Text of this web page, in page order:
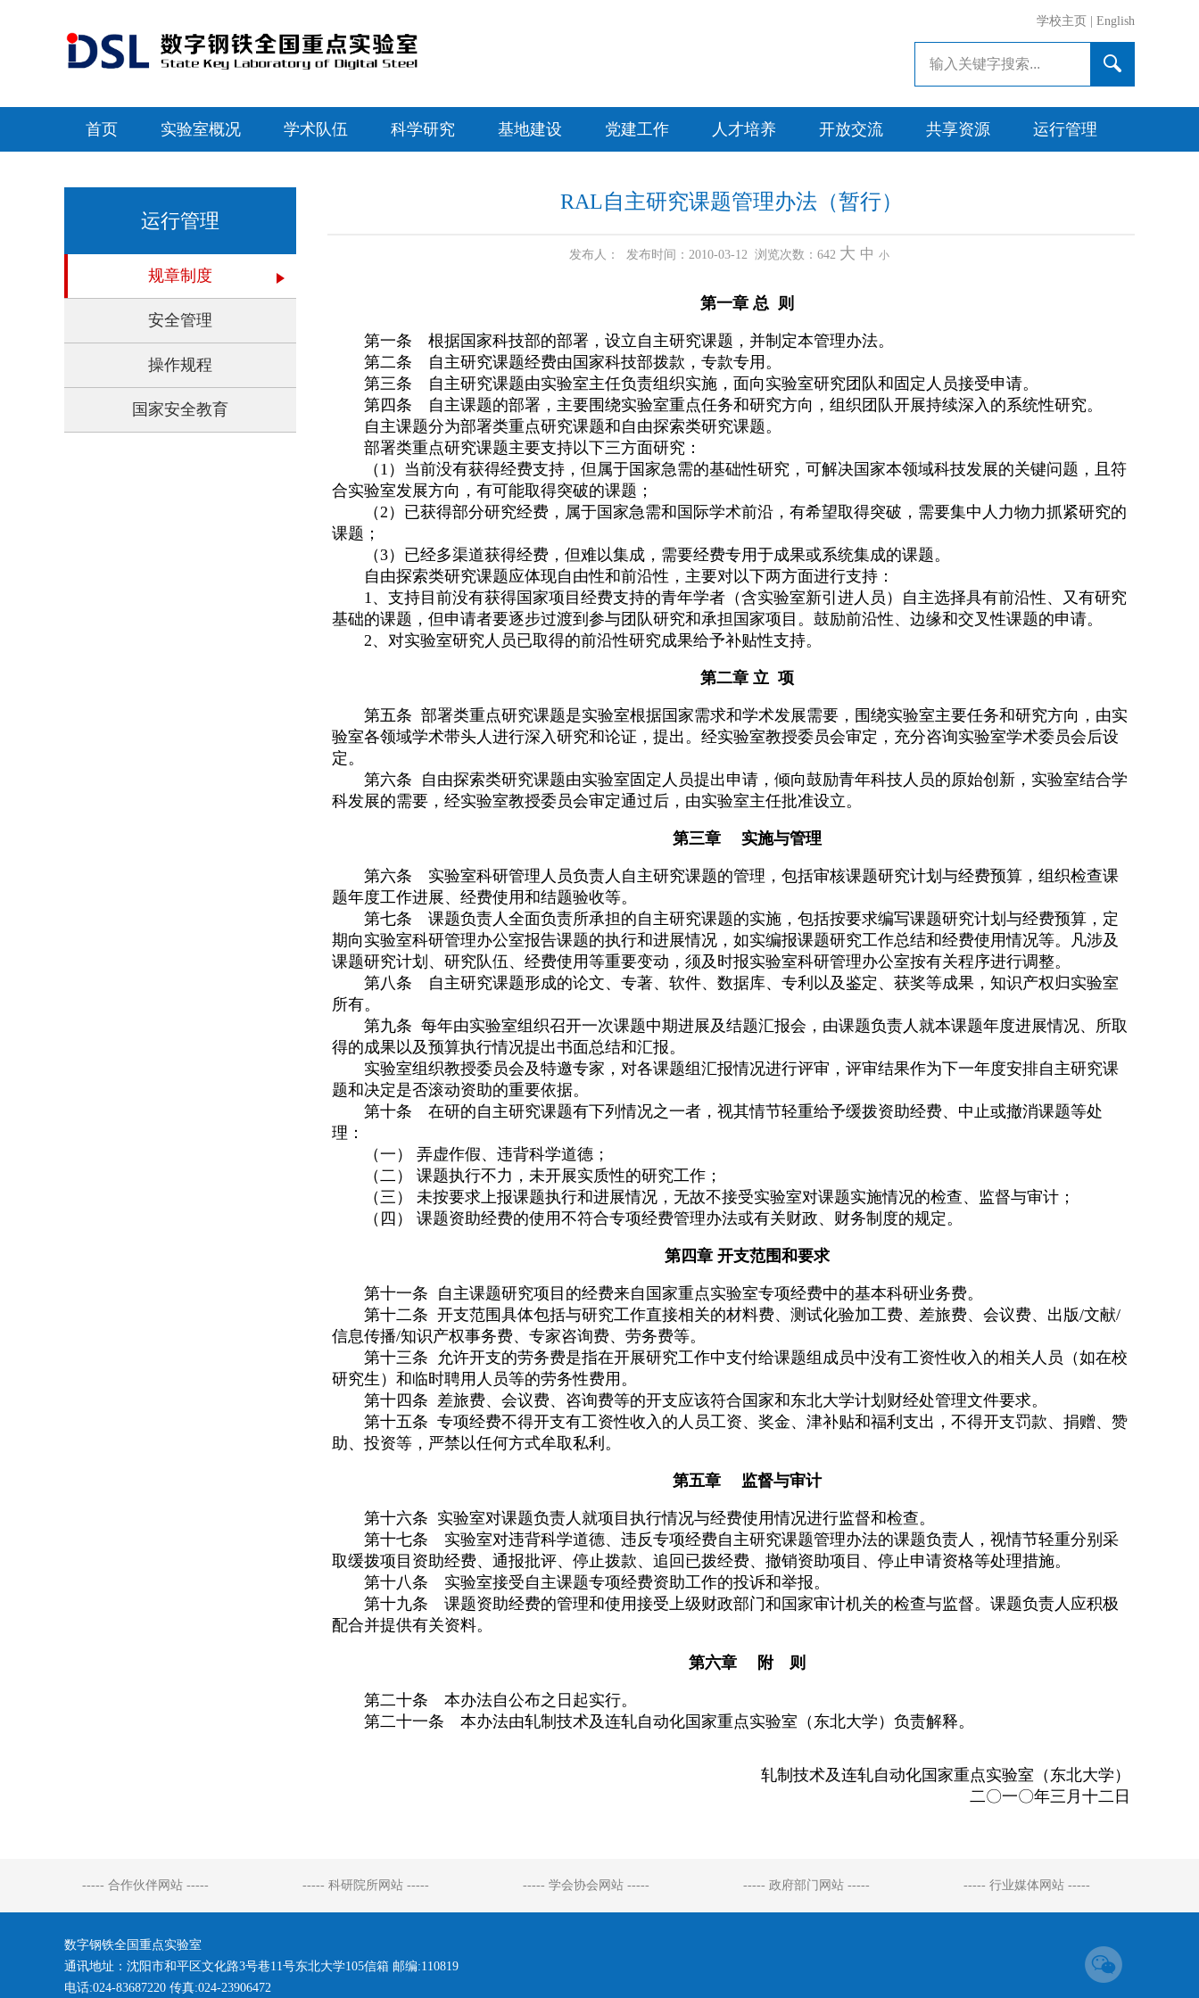
学校主页 English
首页 实验室概况 学术队伍 科学研究 基地建设 党建工作 人才培养 开放交流 共享资源 运行管理
运行管理
规章制度
安全管理
操作规程
国家安全教育
RAL自主研究课题管理办法（暂行）
发布人： 发布时间：2010-03-12 浏览次数： 642 大 中 小
第一章 总 则
第一条 根据国家科技部的部署，设立自主研究课题，并制定本管理办法。
第二条 自主研究课题经费由国家科技部拨款，专款专用。
第三条 自主研究课题由实验室主任负责组织实施，面向实验室研究团队和固定人员接受申请。
第四条 自主课题的部署，主要围绕实验室重点任务和研究方向，组织团队开展持续深入的系统性研究。
自主课题分为部署类重点研究课题和自由探索类研究课题。
部署类重点研究课题主要支持以下三方面研究：
（1）当前没有获得经费支持，但属于国家急需的基础性研究，可解决国家本领域科技发展的关键问题，且符
合实验室发展方向，有可能取得突破的课题；
（2）已获得部分研究经费，属于国家急需和国际学术前沿，有希望取得突破，需要集中人力物力抓紧研究的
课题；
（3）已经多渠道获得经费，但难以集成，需要经费专用于成果或系统集成的课题。
自由探索类研究课题应体现自由性和前沿性，主要对以下两方面进行支持：
1、支持目前没有获得国家项目经费支持的青年学者（含实验室新引进人员）自主选择具有前沿性、又有研究
基础的课题，但申请者要逐步过渡到参与团队研究和承担国家项目。鼓励前沿性、边缘和交叉性课题的申请。
2、对实验室研究人员已取得的前沿性研究成果给予补贴性支持。
第二章 立 项
第五条 部署类重点研究课题是实验室根据国家需求和学术发展需要，围绕实验室主要任务和研究方向，由实
验室各领域学术带头人进行深入研究和论证，提出。经实验室教授委员会审定，充分咨询实验室学术委员会后设
定。
第六条 自由探索类研究课题由实验室固定人员提出申请，倾向鼓励青年科技人员的原始创新，实验室结合学
科发展的需要，经实验室教授委员会审定通过后，由实验室主任批准设立。
第三章 实施与管理
第六条 实验室科研管理人员负责人自主研究课题的管理，包括审核课题研究计划与经费预算，组织检查课
题年度工作进展、经费使用和结题验收等。
第七条 课题负责人全面负责所承担的自主研究课题的实施，包括按要求编写课题研究计划与经费预算，定
期向实验室科研管理办公室报告课题的执行和进展情况，如实编报课题研究工作总结和经费使用情况等。凡涉及
课题研究计划、研究队伍、经费使用等重要变动，须及时报实验室科研管理办公室按有关程序进行调整。
第八条 自主研究课题形成的论文、专著、软件、数据库、专利以及鉴定、获奖等成果，知识产权归实验室
所有。
第九条 每年由实验室组织召开一次课题中期进展及结题汇报会，由课题负责人就本课题年度进展情况、所取
得的成果以及预算执行情况提出书面总结和汇报。
实验室组织教授委员会及特邀专家，对各课题组汇报情况进行评审，评审结果作为下一年度安排自主研究课
题和决定是否滚动资助的重要依据。
第十条 在研的自主研究课题有下列情况之一者，视其情节轻重给予缓拨资助经费、中止或撤消课题等处
理：
（一） 弄虚作假、违背科学道德；
（二） 课题执行不力，未开展实质性的研究工作；
（三） 未按要求上报课题执行和进展情况，无故不接受实验室对课题实施情况的检查、监督与审计；
（四） 课题资助经费的使用不符合专项经费管理办法或有关财政、财务制度的规定。
第四章 开支范围和要求
第十一条 自主课题研究项目的经费来自国家重点实验室专项经费中的基本科研业务费。
第十二条 开支范围具体包括与研究工作直接相关的材料费、测试化验加工费、差旅费、会议费、出版/文献/
信息传播/知识产权事务费、专家咨询费、劳务费等。
第十三条 允许开支的劳务费是指在开展研究工作中支付给课题组成员中没有工资性收入的相关人员（如在校
研究生）和临时聘用人员等的劳务性费用。
第十四条 差旅费、会议费、咨询费等的开支应该符合国家和东北大学计划财经处管理文件要求。
第十五条 专项经费不得开支有工资性收入的人员工资、奖金、津补贴和福利支出，不得开支罚款、捐赠、赞
助、投资等，严禁以任何方式牟取私利。
第五章 监督与审计
第十六条 实验室对课题负责人就项目执行情况与经费使用情况进行监督和检查。
第十七条 实验室对违背科学道德、违反专项经费自主研究课题管理办法的课题负责人，视情节轻重分别采
取缓拨项目资助经费、通报批评、停止拨款、追回已拨经费、撤销资助项目、停止申请资格等处理措施。
第十八条 实验室接受自主课题专项经费资助工作的投诉和举报。
第十九条 课题资助经费的管理和使用接受上级财政部门和国家审计机关的检查与监督。课题负责人应积极
配合并提供有关资料。
第六章 附 则
第二十条 本办法自公布之日起实行。
第二十一条 本办法由轧制技术及连轧自动化国家重点实验室（东北大学）负责解释。
轧制技术及连轧自动化国家重点实验室（东北大学）
二〇一〇年三月十二日
----- 合作伙伴网站 ----- ----- 科研院所网站 ----- ----- 学会协会网站 ----- ----- 政府部门网站 ----- ----- 行业媒体网站 -----
数字钢铁全国重点实验室
通讯地址：沈阳市和平区文化路3号巷11号东北大学105信箱 邮编:110819
电话:024-83687220 传真:024-23906472